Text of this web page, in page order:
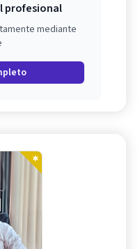
profesional
mediante